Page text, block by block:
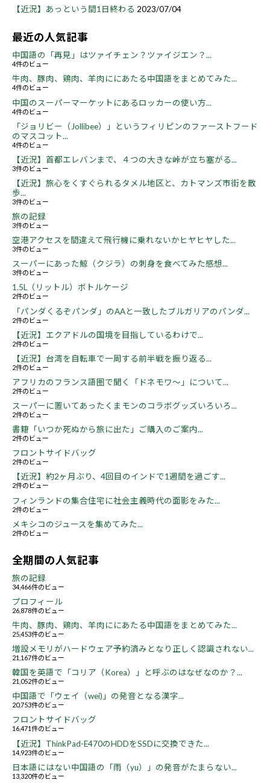
【近況】あっという間1日終わる 2023/07/04
最近の人気記事
中国語の「再見」はツァイチェン？ツァイジエン？...
4件のビュー
牛肉、豚肉、鶏肉、羊肉ににあたる中国語をまとめてみた...
4件のビュー
中国のスーパーマーケットにあるロッカーの使い方...
4件のビュー
「ジョリビー（Jollibee）」というフィリピンのファーストフード
のマスコット...
4件のビュー
【近況】首都エレバンまで、４つの大きな峠が立ち塞がる...
3件のビュー
【近況】旅心をくすぐられるタメル地区と、カトマンズ市街を散
歩...
3件のビュー
旅の記録
3件のビュー
空港アクセスを間違えて飛行機に乗れないかヒヤヒヤした...
3件のビュー
スーパーにあった鯨（クジラ）の刺身を食べてみた感想...
3件のビュー
1.5L（リットル）ボトルケージ
2件のビュー
「パンダくるぞパンダ」のAAと一致したブルガリアのパンダ...
2件のビュー
【近況】エクアドルの国境を目指しているわけで...
2件のビュー
【近況】台湾を自転車で一周する前半戦を振り返る...
2件のビュー
アフリカのフランス語圏で聞く「ドネモワ～」について...
2件のビュー
スーパーに置いてあったくまモンのコラボグッズいろいろ...
2件のビュー
書籍「いつか死ぬから旅に出た」ご購入のご案内...
2件のビュー
フロントサイドバッグ
2件のビュー
【近況】約2ヶ月ぶり、4回目のインドで1週間を過ごす...
2件のビュー
フィンランドの集合住宅に社会主義時代の面影をみた...
2件のビュー
メキシコのジュースを集めてみた...
2件のビュー
全期間の人気記事
旅の記録
34,466件のビュー
プロフィール
26,878件のビュー
牛肉、豚肉、鶏肉、羊肉ににあたる中国語をまとめてみた...
25,453件のビュー
増設メモリがハードウェア予約済みとなり正しく認識されない...
21,167件のビュー
韓国を英語で「コリア（Korea）」と呼ぶのはなぜなのか？...
21,052件のビュー
中国語で「ウェイ（wei)」の発音となる漢字...
20,753件のビュー
フロントサイドバッグ
16,471件のビュー
【近況】ThinkPad-E470のHDDをSSDに交換できた...
14,923件のビュー
日本語にはない中国語の「雨（yu）」の発音がたまらない...
13,320件のビュー